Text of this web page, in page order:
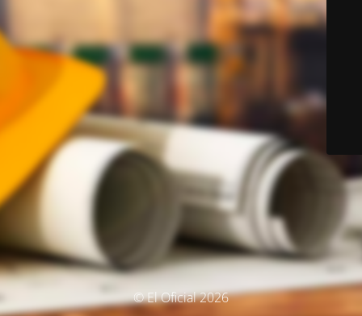
© El Oficial 2026